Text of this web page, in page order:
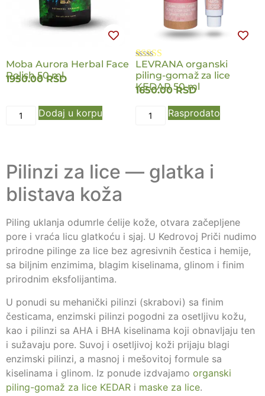
Moba Aurora Herbal Face
Polish 50 ml
1950.00RSD
Dodaj u korpu
Ocenjeno
5.00od 5 na
osnovu
2
ocene kupca
LEVRANA organski
piling-gomaž za lice
KEDAR 50 ml
1650.00RSD
Rasprodato
Pilinzi za lice — glatka i
blistava koža
Piling uklanja odumrle ćelije kože, otvara začepljene
pore i vraća licu glatkoću i sjaj. U Kedrovoj Priči nudimo
prirodne pilinge za lice bez agresivnih čestica i hemije,
sa biljnim enzimima, blagim kiselinama, glinom i finim
prirodnim eksfolijantima.
U ponudi su mehanički pilinzi (skrabovi) sa finim
česticama, enzimski pilinzi pogodni za osetljivu kožu,
kao i pilinzi sa AHA i BHA kiselinama koji obnavljaju ten
i sužavaju pore. Suvoj i osetljivoj koži prijaju blagi
enzimski pilinzi, a masnoj i mešovitoj formule sa
kiselinama i glinom. Iz ponude izdvajamo organski
piling-gomaž za lice KEDAR i maske za lice.